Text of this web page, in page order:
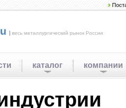
| весь металлургический рынок России
каталог компании